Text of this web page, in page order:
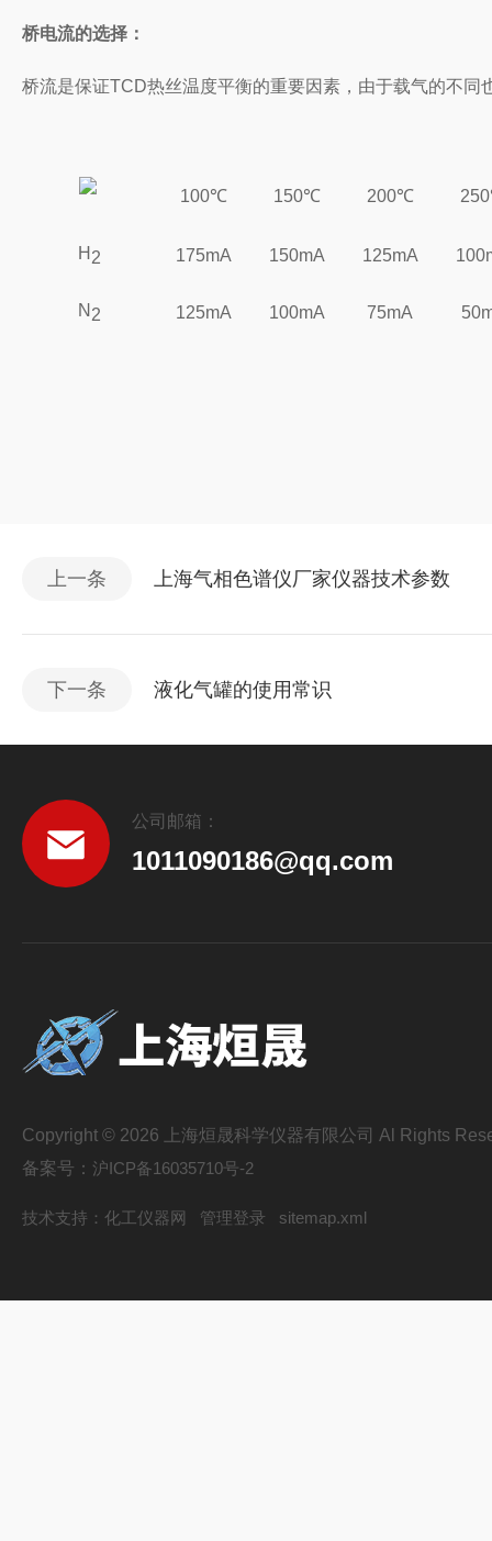
桥电流的选择：
桥流是保证TCD热丝温度平衡的重要因素，由于载气的不
100℃ 150℃ 200℃
H 2 175mA 150mA 125mA
N 2 125mA 100mA 75mA
上一条 上海气相色谱仪厂家仪器技术参数
下一条 液化气罐的使用常识
公司邮箱：
1011090186@qq.com
Copyright © 2026 上海烜晟科学仪器有限公司 Al Rights
备案号： 沪ICP备16035710号-2
技术支持： 化工仪器网 管理登录 sitemap.xml